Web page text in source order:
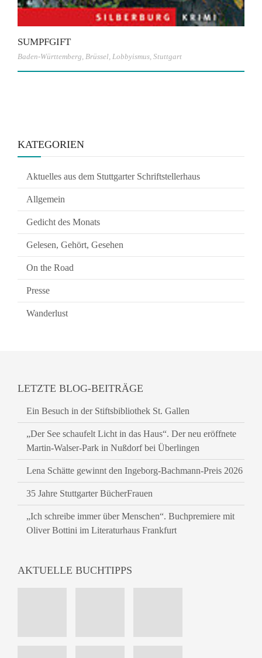
SUMPFGIFT
Baden-Württemberg, Brüssel, Lobbyismus, Stuttgart
KATEGORIEN
Aktuelles aus dem Stuttgarter Schriftstellerhaus
Allgemein
Gedicht des Monats
Gelesen, Gehört, Gesehen
On the Road
Presse
Wanderlust
LETZTE BLOG-BEITRÄGE
Ein Besuch in der Stiftsbibliothek St. Gallen
„Der See schaufelt Licht in das Haus“. Der neu eröffnete
Martin-Walser-Park in Nußdorf bei Überlingen
Lena Schätte gewinnt den Ingeborg-Bachmann-Preis 2026
35 Jahre Stuttgarter BücherFrauen
„Ich schreibe immer über Menschen“. Buchpremiere mit
Oliver Bottini im Literaturhaus Frankfurt
AKTUELLE BUCHTIPPS